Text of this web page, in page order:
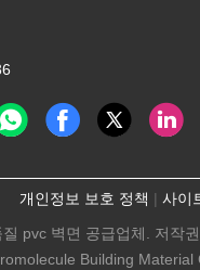
개인정보 보호 정책 | 사이
질 pvc 벽면 공급업체. 저작
Building Material